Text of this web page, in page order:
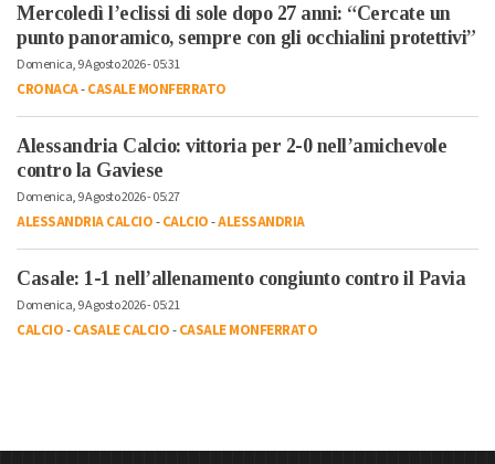
Mercoledì l’eclissi di sole dopo 27 anni: “Cercate un
punto panoramico, sempre con gli occhialini protettivi”
Domenica, 9 Agosto 2026 - 05:31
CRONACA-CASALE MONFERRATO
Alessandria Calcio: vittoria per 2-0 nell’amichevole
contro la Gaviese
Domenica, 9 Agosto 2026 - 05:27
ALESSANDRIA CALCIO-CALCIO-ALESSANDRIA
Casale: 1-1 nell’allenamento congiunto contro il Pavia
Domenica, 9 Agosto 2026 - 05:21
CALCIO-CASALE CALCIO-CASALE MONFERRATO